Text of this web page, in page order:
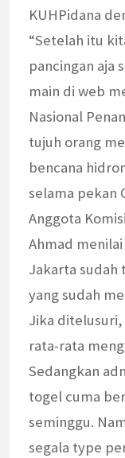
KUHPidana
“Setelah itu
pancingan aja
main di web
Nasional
tujuh orang
bencana
selama pekan
Anggota
Ahmad
Jakarta
yang sudah
Jika
rata-rata
Sedangkan
togel cuma
seminggu.
segala type